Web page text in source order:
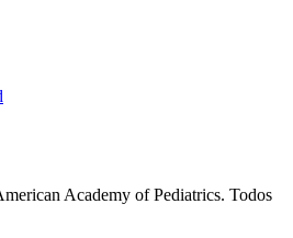
Academy of Pediatrics. Todos